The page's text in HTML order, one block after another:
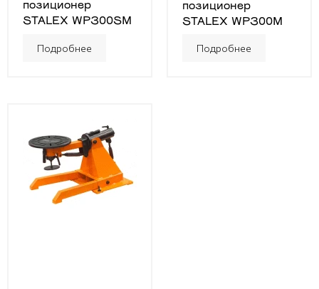
позиционер
STALEX WP300SM
Подробнее
позиционер
STALEX WP300M
Подробнее